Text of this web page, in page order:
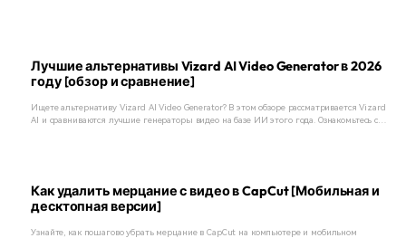
Лучшие альтернативы Vizard AI Video Generator в 2026
году [обзор и сравнение]
Ищете альтернативу Vizard AI Video Generator? В этом обзоре рассматривается Vizard
AI и сравниваются лучшие генераторы видео на базе ИИ этого года. Ознакомьтесь с
Как удалить мерцание с видео в CapCut [Мобильная и
десктопная версии]
Узнайте, как пошагово убрать мерцание в CapCut на компьютере и мобильном